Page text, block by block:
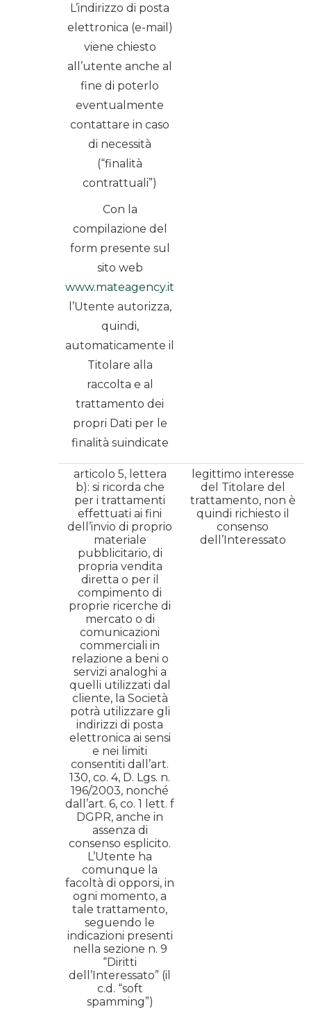
L’indirizzo di posta
elettronica (e-mail)
viene chiesto
all’utente anche al
fine di poterlo
eventualmente
contattare in caso
di necessità
(“finalità
contrattuali”)
Con la
compilazione del
form presente sul
sito web
www.mateagency.it
l’Utente autorizza,
quindi,
automaticamente il
Titolare alla
raccolta e al
trattamento dei
propri Dati per le
finalità suindicate
articolo 5, lettera
b): si ricorda che
per i trattamenti
effettuati ai fini
dell’invio di proprio
materiale
pubblicitario, di
propria vendita
diretta o per il
compimento di
proprie ricerche di
mercato o di
comunicazioni
commerciali in
relazione a beni o
servizi analoghi a
quelli utilizzati dal
cliente, la Società
potrà utilizzare gli
indirizzi di posta
elettronica ai sensi
e nei limiti
consentiti dall’art.
130, co. 4, D. Lgs. n.
196/2003, nonché
dall’art. 6, co. 1 lett. f
DGPR, anche in
assenza di
consenso esplicito.
L’Utente ha
comunque la
facoltà di opporsi, in
ogni momento, a
tale trattamento,
seguendo le
indicazioni presenti
nella sezione n. 9
“Diritti
dell’Interessato” (il
c.d. “soft
spamming”)
legittimo interesse
del Titolare del
trattamento, non è
quindi richiesto il
consenso
dell’Interessato